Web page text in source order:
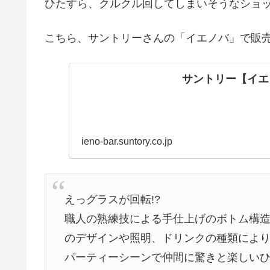
ひたすら、クルクル回してしまいそうなショ
こちら、サントリーさんの「イエノバ」で販
サントリー【イ
ieno-bar.suntory.co.jp
えっグラスが回転!?
職人の熟練技による手仕上げのボトム構
のデザインや照明、ドリンクの種類によ
パーティーシーンで仲間に驚きと楽しい